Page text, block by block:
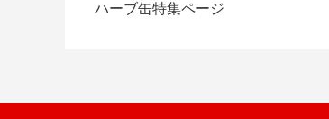
ハーブ缶特集ページ